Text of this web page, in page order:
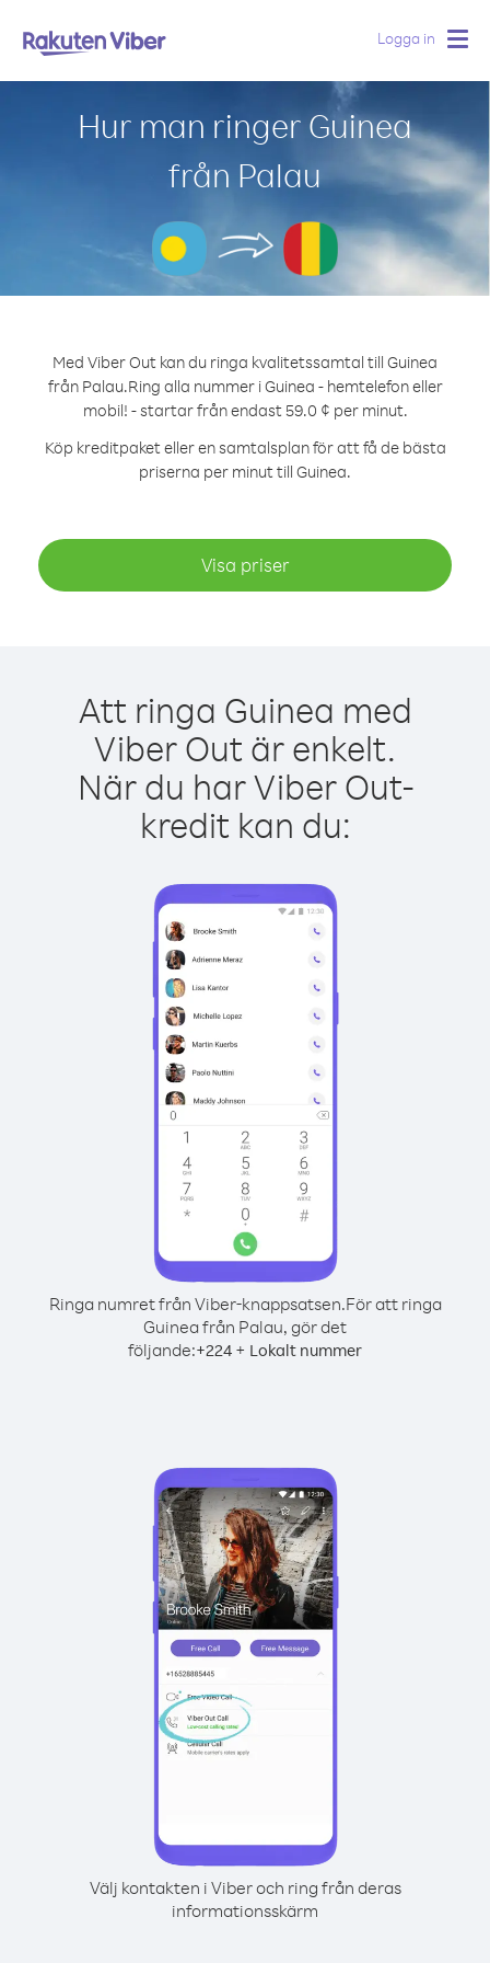
Logga in
Hur man ringer Guinea
från Palau
Med Viber Out kan du ringa kvalitetssamtal till Guinea
från Palau.Ring alla nummer i Guinea - hemtelefon eller
mobil! - startar från endast 59.0 ¢ per minut.
Köp kreditpaket eller en samtalsplan för att få de bästa
priserna per minut till Guinea.
Visa priser
Att ringa Guinea med
Viber Out är enkelt.
När du har Viber Out-
kredit kan du:
Ringa numret från Viber-knappsatsen.För att ringa
Guinea från Palau, gör det
följande:+224 + Lokalt nummer
Välj kontakten i Viber och ring från deras
informationsskärm